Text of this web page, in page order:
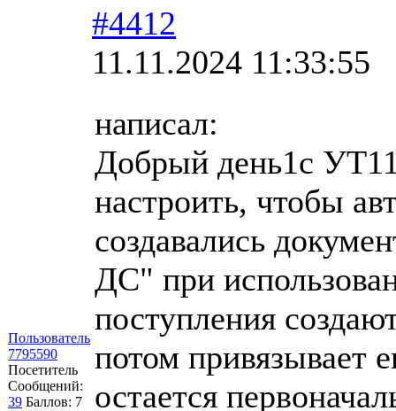
Пользователь
7795590
Посетитель
Сообщений:
39 Баллов: 7
#4412
11.11.2024 11:33:55
написал:
Добрый день1с
настроить, чтобы
создавались
ДС" при
поступления
потом привязывает
остается